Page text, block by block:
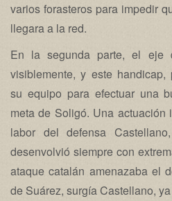
varios forasteros para impedir
llegara a la red.
En la segunda parte, el eje
visiblemente, y este
su equipo para efectuar una
meta de Soligó. Una actuación
labor del defensa
desenvolvió siempre con
ataque catalán amenazaba el
de Suárez, surgía Castellano,